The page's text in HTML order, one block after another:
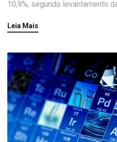
10,9%, segundo levantamento
Leia Mais